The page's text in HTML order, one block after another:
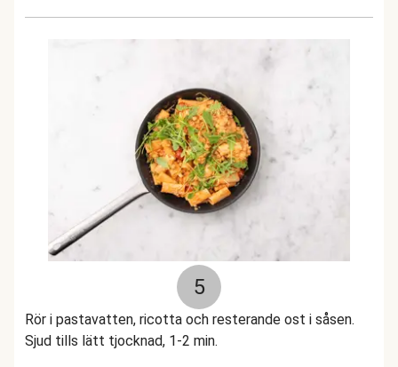
5
Rör i pastavatten, ricotta och resterande ost i såsen.
Sjud tills lätt tjocknad, 1-2 min.